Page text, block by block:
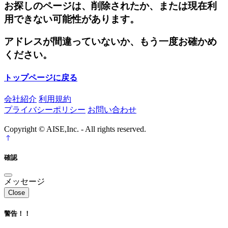
お探しのページは、削除されたか、または現在利
用できない可能性があります。
アドレスが間違っていないか、もう一度お確かめ
ください。
トップページに戻る
会社紹介 利用規約
プライバシーポリシー お問い合わせ
Copyright © AISE,Inc. - All rights reserved.
確認
メッセージ
Close
警告！！